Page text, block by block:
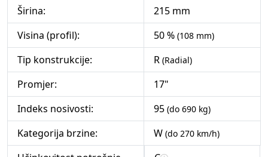
Širina:
215 mm
Visina (profil):
50 % (108 mm)
Tip konstrukcije: R (Radial)
Promjer:
17"
Indeks nosivosti:
95 (do 690 kg)
Kategorija brzine: W (do 270 km/h)